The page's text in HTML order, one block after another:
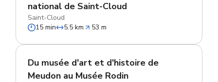
national de Saint-Cloud
Saint-Cloud
15 min
5.5 km 53 m
Du musée d'art et d'histoire de
Meudon au Musée Rodin